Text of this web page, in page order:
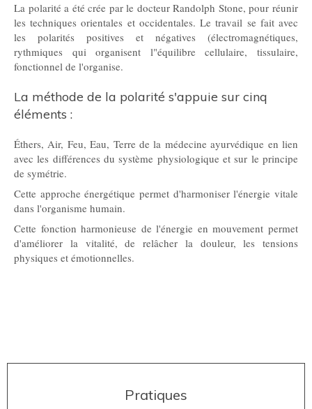
La polarité a été crée par le docteur Randolph Stone, pour réunir
les techniques orientales et occidentales. Le travail se fait avec
les polarités positives et négatives (électromagnétiques,
rythmiques qui organisent l"équilibre cellulaire, tissulaire,
fonctionnel de l'organise.
La méthode de la polarité s'appuie sur cinq
éléments :
Éthers, Air, Feu, Eau, Terre de la médecine ayurvédique en lien
avec les différences du système physiologique et sur le principe
de symétrie.
Cette approche énergétique permet d'harmoniser l'énergie vitale
dans l'organisme humain.
Cette fonction harmonieuse de l'énergie en mouvement permet
d'améliorer la vitalité, de relâcher la douleur, les tensions
physiques et émotionnelles.
Pratiques